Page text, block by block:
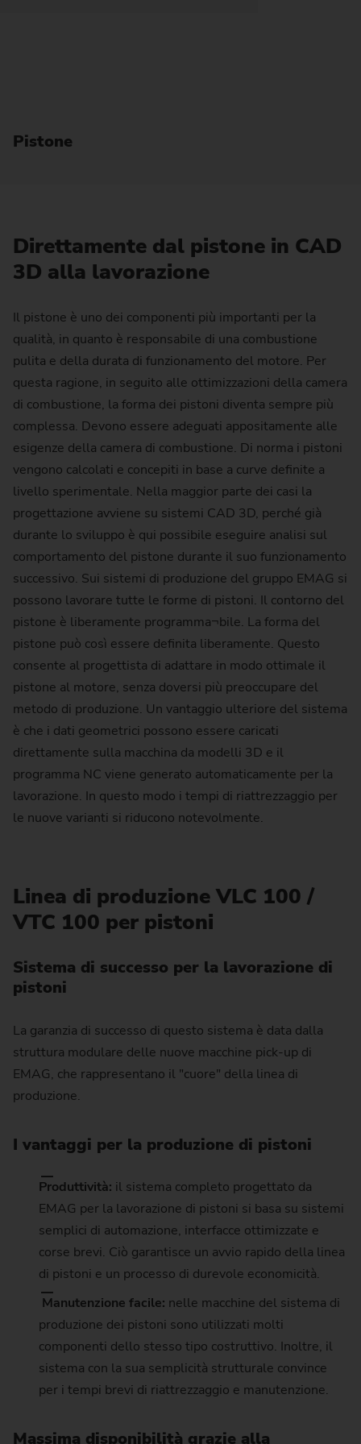
Pistone
Direttamente dal pistone in CAD
3D alla lavorazione
Il pistone è uno dei componenti più importanti per la
qualità, in quanto è responsabile di una combustione
pulita e della durata di funzionamento del motore. Per
questa ragione, in seguito alle ottimizzazioni della camera
di combustione, la forma dei pistoni diventa sempre più
complessa. Devono essere adeguati appositamente alle
esigenze della camera di combustione. Di norma i pistoni
vengono calcolati e concepiti in base a curve definite a
livello sperimentale. Nella maggior parte dei casi la
progettazione avviene su sistemi CAD 3D, perché già
durante lo sviluppo è qui possibile eseguire analisi sul
comportamento del pistone durante il suo funzionamento
successivo. Sui sistemi di produzione del gruppo EMAG si
possono lavorare tutte le forme di pistoni. Il contorno del
pistone è liberamente programma¬bile. La forma del
pistone può così essere definita liberamente. Questo
consente al progettista di adattare in modo ottimale il
pistone al motore, senza doversi più preoccupare del
metodo di produzione. Un vantaggio ulteriore del sistema
è che i dati geometrici possono essere caricati
direttamente sulla macchina da modelli 3D e il
programma NC viene generato automaticamente per la
lavorazione. In questo modo i tempi di riattrezzaggio per
le nuove varianti si riducono notevolmente.
Linea di produzione VLC 100 /
VTC 100 per pistoni
Sistema di successo per la lavorazione di
pistoni
La garanzia di successo di questo sistema è data dalla
struttura modulare delle nuove macchine pick-up di
EMAG, che rappresentano il "cuore" della linea di
produzione.
I vantaggi per la produzione di pistoni
Produttività: il sistema completo progettato da
EMAG per la lavorazione di pistoni si basa su sistemi
semplici di automazione, interfacce ottimizzate e
corse brevi. Ciò garantisce un avvio rapido della linea
di pistoni e un processo di durevole economicità.
Manutenzione facile: nelle macchine del sistema di
produzione dei pistoni sono utilizzati molti
componenti dello stesso tipo costruttivo. Inoltre, il
sistema con la sua semplicità strutturale convince
per i tempi brevi di riattrezzaggio e manutenzione.
Massima disponibilità grazie alla